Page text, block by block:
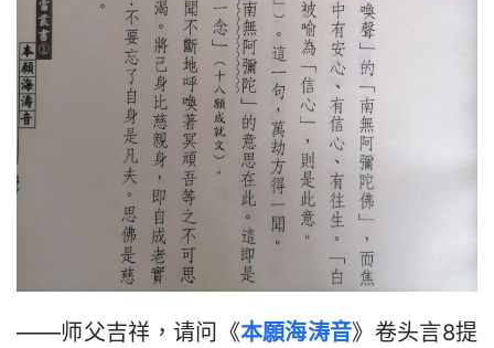
——师父吉祥，请问《本願海涛音》卷头言8提